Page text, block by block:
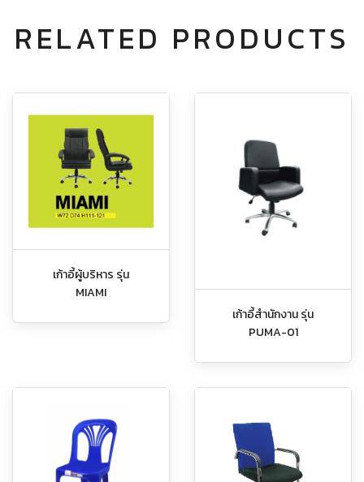
RELATED PRODUCTS
เก้าอี้ผู้บริหาร รุ่น
MIAMI
เก้าอี้สำนักงาน รุ่น
PUMA-01